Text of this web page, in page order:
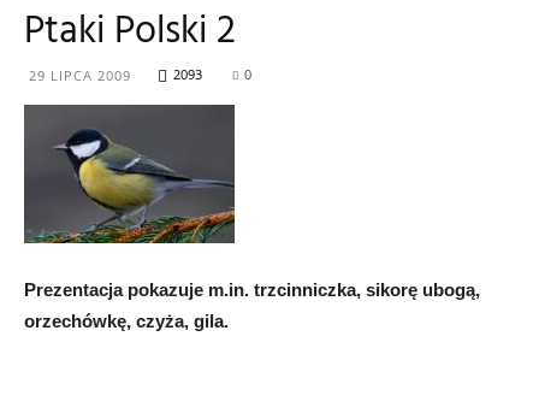
Ptaki Polski 2
29 LIPCA 2009 2093 0
Prezentacja pokazuje m.in. trzcinniczka, sikorę ubogą,
orzechówkę, czyża, gila.